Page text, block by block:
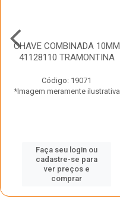
CHAVE COMBINADA 10MM
41128110 TRAMONTINA
Código: 19071
*Imagem meramente ilustrativa
Faça seu login ou
cadastre-se para
ver preços e
comprar